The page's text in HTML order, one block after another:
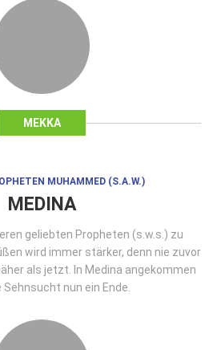
MEKKA
MUHAMMED (S.A.W.)
MEDINA
geliebten Propheten (s.w.s.) zu
wird immer stärker, denn nie zuvor
als jetzt. In Medina angekommen
Sehnsucht nun ein Ende.